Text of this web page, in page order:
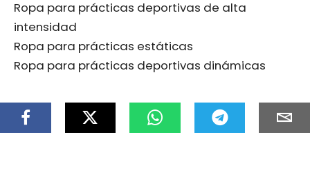
Ropa para prácticas deportivas de alta
intensidad
Ropa para prácticas estáticas
Ropa para prácticas deportivas dinámicas